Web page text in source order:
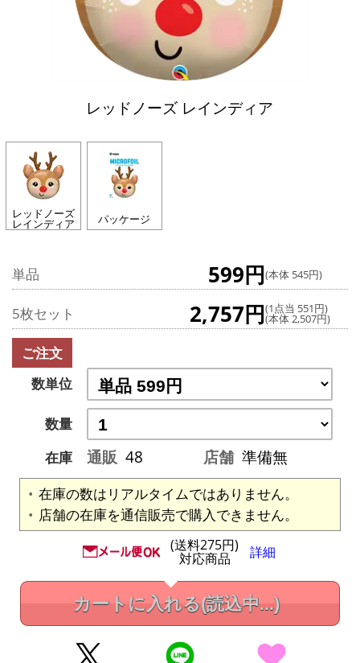
レッドノーズ レインディア
レッドノーズ
レインディア パッケージ
単品 599円(本体 545円)
5枚セット 2,757円(1点当 551円)
(本体 2,507円)
ご注文
数単位
数量
在庫
通販 48 店舗 準備無
在庫の数はリアルタイムではありません。
店舗の在庫を通信販売で購入できません。
(送料275円)
対応商品 詳細
カートに入れる(読込中...)